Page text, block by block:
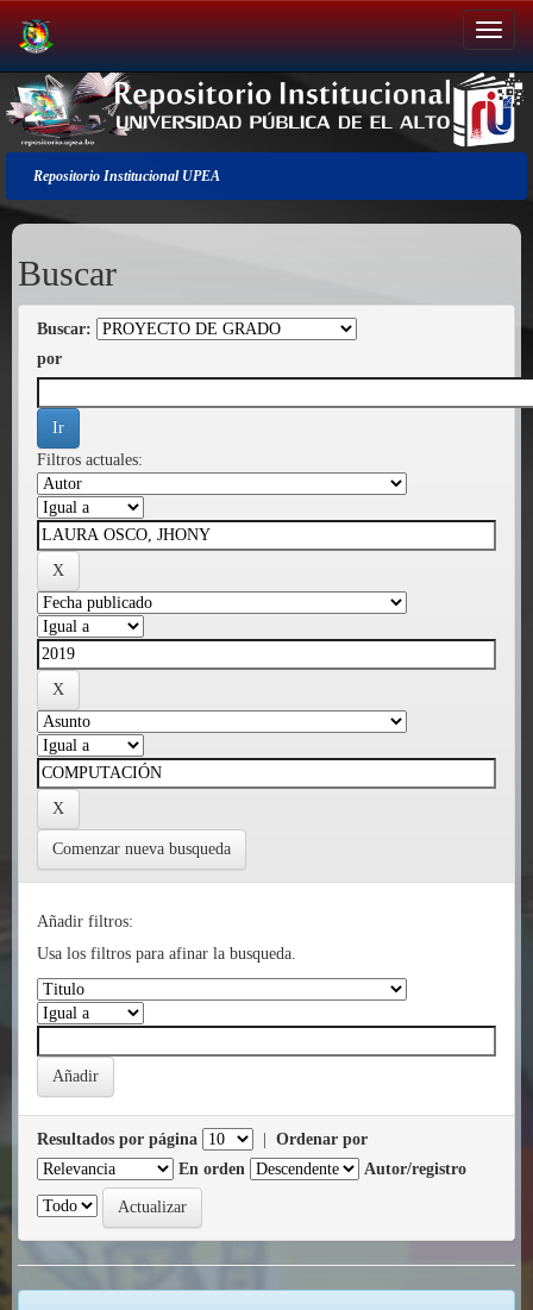
Salir
de
la
navegación
Repositorio Institucional UPEA
Buscar
Buscar:
por
Filtros actuales:
Comenzar nueva busqueda
Añadir filtros:
Usa los filtros para afinar la busqueda.
Resultados por página
Ordenar por
En orden
Autor/registro